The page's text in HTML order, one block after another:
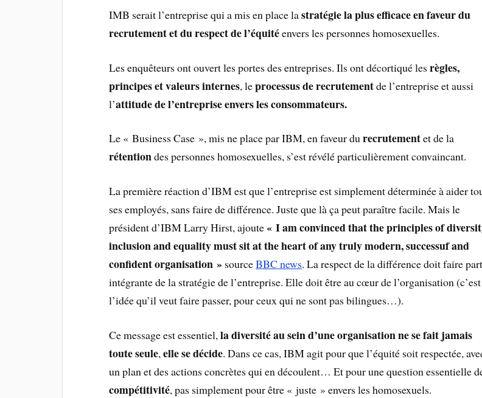
IMB serait l’entreprise qui a mis en place lastratégie la plus efficace en faveur du
recrutement et du respect de l’équitéenvers les personnes homosexuelles.
Les enquêteurs ont ouvert les portes des entreprises. Ils ont décortiqué lesrègles,
principes et valeurs internes, leprocessus de recrutementde l’entreprise et aussi
l’attitude de l’entreprise envers les consommateurs.
Le « Business Case », mis ne place par IBM, en faveur durecrutementet de la
rétentiondes personnes homosexuelles, s’est révélé particulièrement convaincant.
La première réaction d’IBM est que l’entreprise est simplement déterminée à aider
ses employés, sans faire de différence. Juste que là ça peut paraître facile. Mais le
président d’IBM Larry Hirst, ajoute« I am convinced that the principles of
inclusion and equality must sit at the heart of any truly modern, successuf and
confident organisation » sourceBBC news. La respect de la différence doit faire
intégrante de la stratégie de l’entreprise. Elle doit être au cœur de l’organisation (c’est
l’idée qu’il veut faire passer, pour ceux qui ne sont pas bilingues…).
Ce message est essentiel,la diversité au sein d’une organisation ne se fait jamais
toute seule,elle se décide. Dans ce cas, IBM agit pour que l’équité soit respectée,
un plan et des actions concrètes qui en découlent… Et pour une question essentielle
compétitivité, pas simplement pour être « juste » envers les homosexuels.